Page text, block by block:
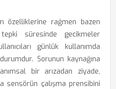
özelliklerine rağmen bazen
süresinde gecikmeler
günlük kullanımda
Sorunun kaynağına
bir arızadan ziyade,
sensörün çalışma prensibini